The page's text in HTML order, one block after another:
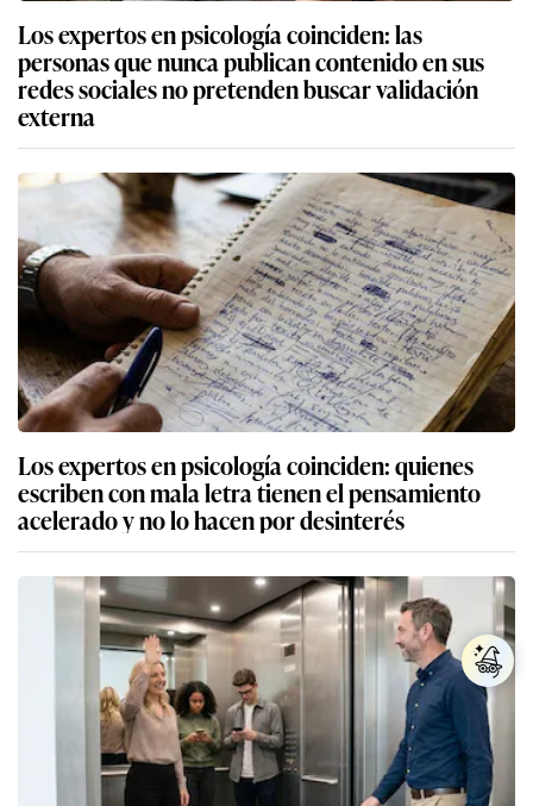
Los expertos en psicología coinciden: las
personas que nunca publican contenido en sus
redes sociales no pretenden buscar validación
externa
Los expertos en psicología coinciden: quienes
escriben con mala letra tienen el pensamiento
acelerado y no lo hacen por desinterés